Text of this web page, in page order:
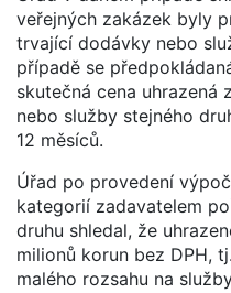
veřejných zakázek byly
trvající dodávky nebo
případě se
skutečná cena uhrazená
nebo služby stejného
12 měsíců.
Úřad po provedení
kategorií zadavatelem
druhu shledal, že
milionů korun bez DPH,
malého rozsahu na